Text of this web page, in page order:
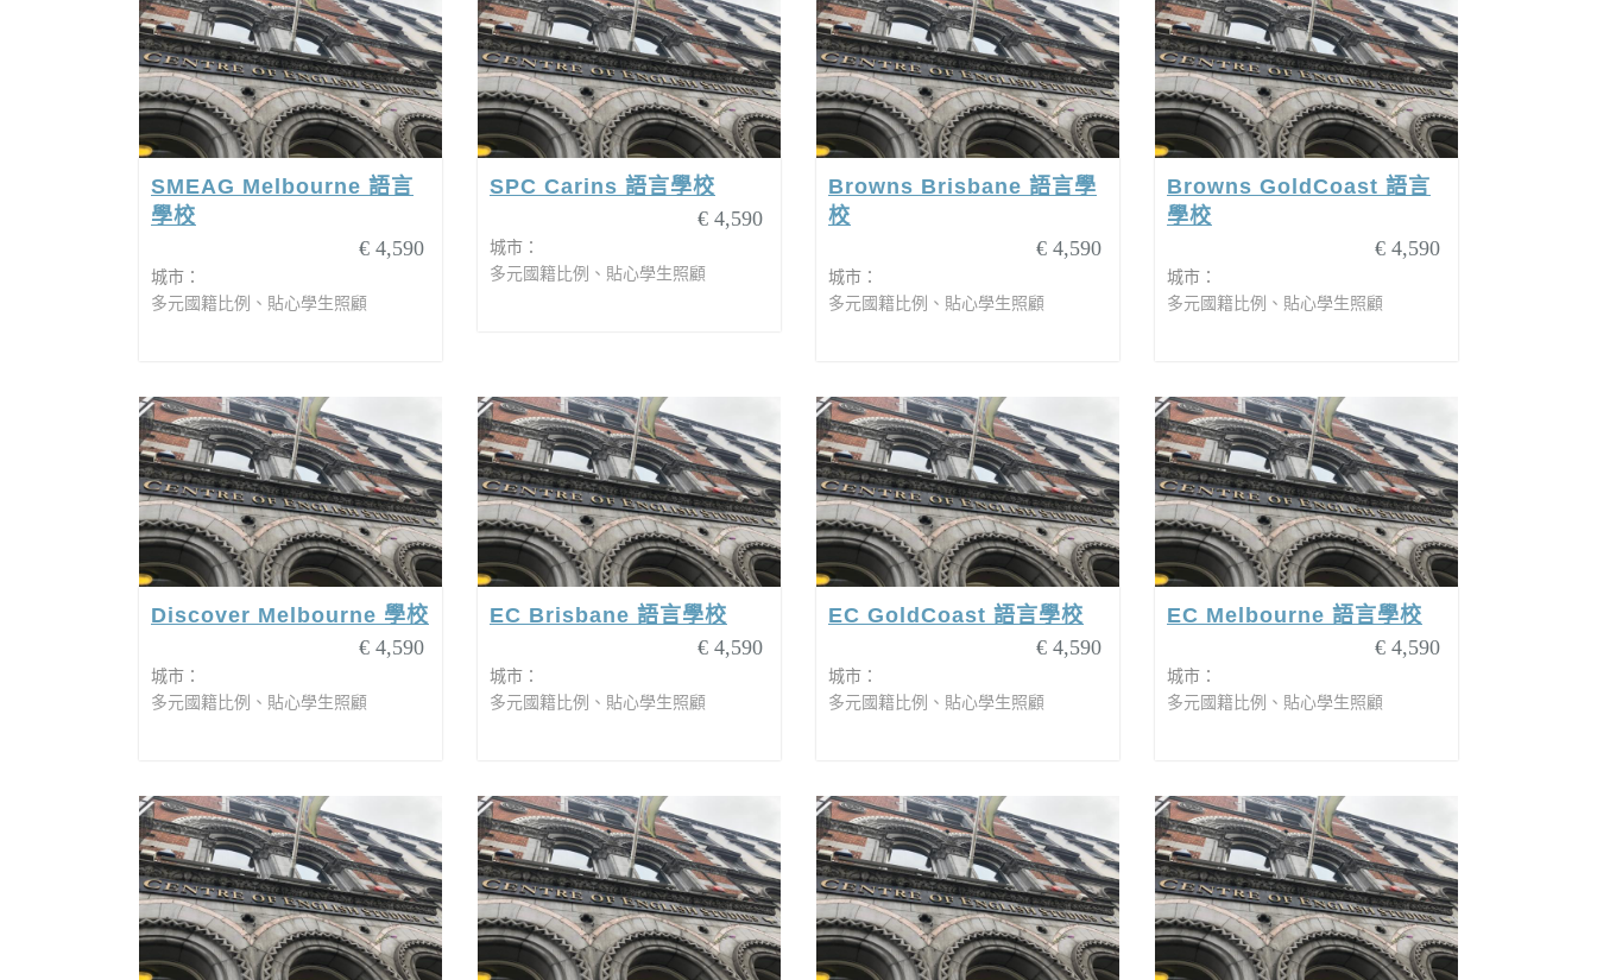
SMEAG Melbourne 語言
學校
€ 4,590
城市：
多元國籍比例、貼心學生照顧
SPC Carins 語言學校
€ 4,590
城市：
多元國籍比例、貼心學生照顧
Browns Brisbane 語言學
校
€ 4,590
城市：
多元國籍比例、貼心學生照顧
Browns GoldCoast 語言
學校
€ 4,590
城市：
多元國籍比例、貼心學生照顧
Discover Melbourne 學校
€ 4,590
城市：
多元國籍比例、貼心學生照顧
EC Brisbane 語言學校
€ 4,590
城市：
多元國籍比例、貼心學生照顧
EC GoldCoast 語言學校
€ 4,590
城市：
多元國籍比例、貼心學生照顧
EC Melbourne 語言學校
€ 4,590
城市：
多元國籍比例、貼心學生照顧